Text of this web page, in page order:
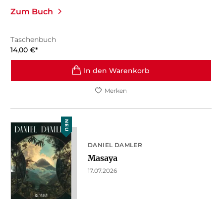
Zum Buch
Taschenbuch
14,00 €*
In den Warenkorb
Merken
NEU
DANIEL DAMLER
Masaya
17.07.2026